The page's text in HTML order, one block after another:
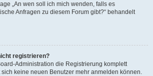
„An wen soll ich mich wenden, falls es
Anfragen zu diesem Forum gibt?“ behandelt
registrieren?
Administration die Registrierung komplett
keine neuen Benutzer mehr anmelden können.